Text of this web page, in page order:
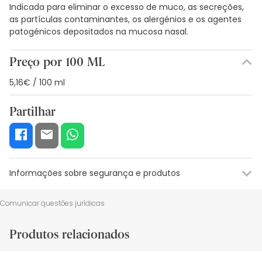
Indicada para eliminar o excesso de muco, as secreções,
as partículas contaminantes, os alergénios e os agentes
patogénicos depositados na mucosa nasal.
Preço por 100 ML
5,16€ / 100 ml
Partilhar
Informações sobre segurança e produtos
Recursos de segurança visual
De momento, não dispomos de imagens de segurança
Comunicar questões jurídicas
Produtos relacionados